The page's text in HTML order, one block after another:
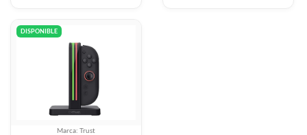
DISPONIBLE
Marca: Trust